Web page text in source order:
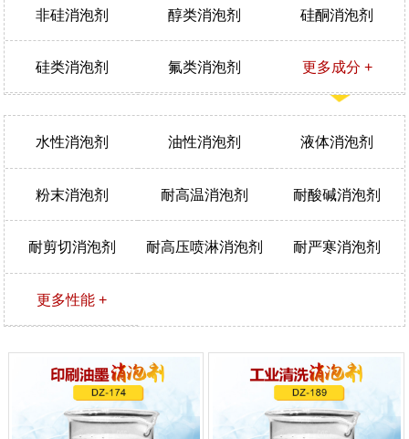
非硅消泡剂 醇类消泡剂 硅酮消泡剂
硅类消泡剂 氟类消泡剂 更多成分 +
水性消泡剂 油性消泡剂 液体消泡剂
粉末消泡剂 耐高温消泡剂 耐酸碱消泡剂
耐剪切消泡剂 耐高压喷淋消泡剂 耐严寒消泡剂
更多性能 +